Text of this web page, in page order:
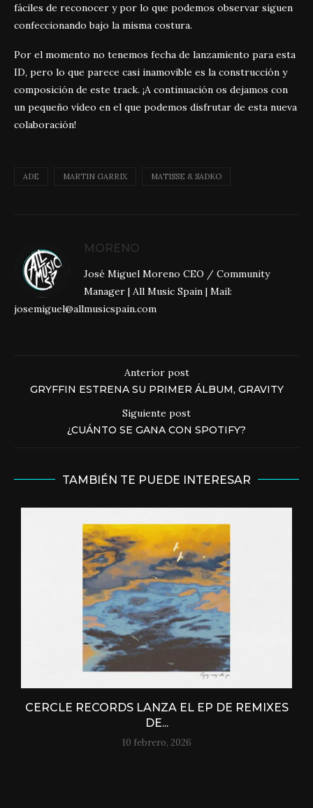
fáciles de reconocer y por lo que podemos observar siguen
confeccionando bajo la misma costura.
Por el momento no tenemos fecha de lanzamiento para esta
ID, pero lo que parece casi inamovible es la construcción y
composición de este track. ¡A continuación os dejamos con
un pequeño vídeo en el que podemos disfrutar de esta nueva
colaboración!
ADE MARTIN GARRIX MATISSE & SADKO
MORENO
José Miguel Moreno CEO / Community
Manager | All Music Spain | Mail:
josemiguel@allmusicspain.com
Anterior post
GRYFFIN ESTRENA SU PRIMER ÁLBUM, GRAVITY
Siguiente post
¿CUÁNTO SE GANA CON SPOTIFY?
TAMBIÉN TE PUEDE INTERESAR
CERCLE RECORDS LANZA EL EP DE REMIXES
DE...
10 febrero, 2026